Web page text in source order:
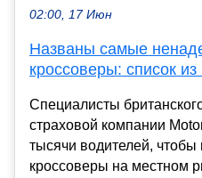
02:00, 17 Июн
Названы самые
кроссоверы: список
Специалисты
страховой компании
тысячи водителей, чтобы
кроссоверы на местном